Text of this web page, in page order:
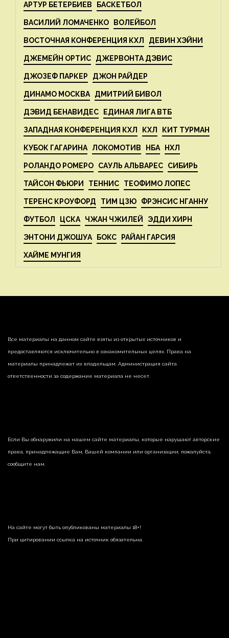
АРТУР БЕТЕРБИЕВ БАСКЕТБОЛ
ВАСИЛИЙ ЛОМАЧЕНКО ВОЛЕЙБОЛ
ВОСТОЧНАЯ КОНФЕРЕНЦИЯ КХЛ ДЕВИН ХЭЙНИ
ДЖЕМЕЙН ОРТИС ДЖЕРВОНТА ДЭВИС
ДЖОЗЕФ ПАРКЕР ДЖОН РАЙДЕР
ДИНАМО МОСКВА ДМИТРИЙ БИВОЛ
ДЭВИД БЕНАВИДЕС ЕДИНАЯ ЛИГА ВТБ
ЗАПАДНАЯ КОНФЕРЕНЦИЯ КХЛ КХЛ КИТ ТУРМАН
КУБОК ГАГАРИНА ЛОКОМОТИВ НБА НХЛ
РОЛАНДО РОМЕРО САУЛЬ АЛЬВАРЕС СИБИРЬ
ТАЙСОН ФЬЮРИ ТЕННИС ТЕОФИМО ЛОПЕС
ТЕРЕНС КРОУФОРД ТИМ ЦЗЮ ФРЭНСИС НГАННУ
ФУТБОЛ ЦСКА ЧЖАН ЧЖИЛЕЙ ЭДДИ ХИРН
ЭНТОНИ ДЖОШУА БОКС РАЙАН ГАРСИЯ
ХАЙМЕ МУНГИЯ
Все материалы на данном сайте взяты из открытых источников и
предоставляются исключительно в ознакомительных целях. Права на
материалы принадлежат их владельцам. Администрация сайта
ответственности за содержание материала не несет.
Если Вы обнаружили на нашем сайте материалы, которые нарушают авторские
права, принадлежащие Вам, Вашей компании или организации, пожалуйста,
сообщите нам.
На сайте могут быть опубликованы материалы 18+!
При цитировании ссылка на источник обязательна.